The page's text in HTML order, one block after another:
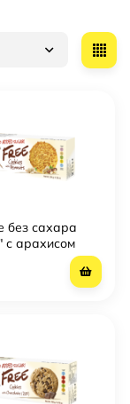
без сахара
с арахисом